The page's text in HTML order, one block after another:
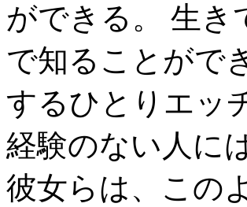
ができる。 生き
で知ることがで
するひとりエッ
経験のない人に
彼女らは、この